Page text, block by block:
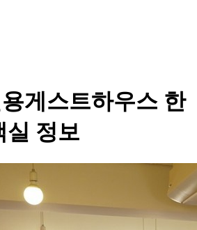
게스트하우스 한
실 정보